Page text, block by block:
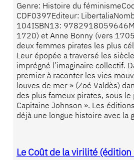
Genre: Histoire du
CDF0397Editeur:
104ISBN13:
1720) et Anne Bonny (vers
deux femmes pirates les plus
Leur épopée a traversé les
imprégné l’imaginaire collectif.
premier à raconter les vies
louves de mer » (Zoé Valdès)
des plus fameux pirates, sous le
Capitaine Johnson ». Les
déjà une longue histoire avec la
Le Coût de la virilité